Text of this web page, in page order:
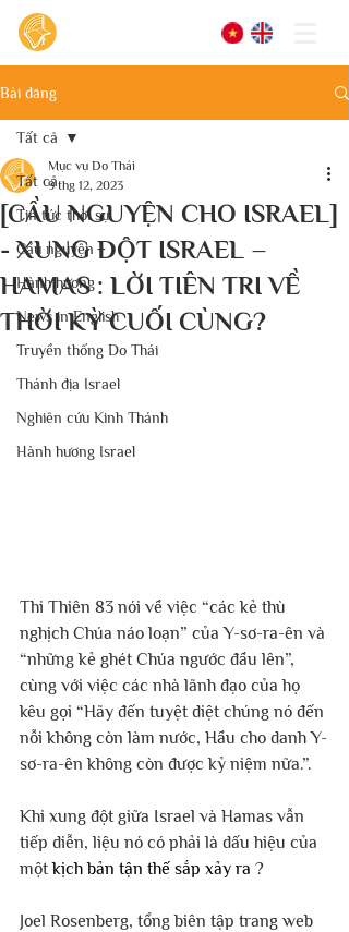
Bài đăng
Tất cả
Tin tức thời sự
Cầu nguyện
Hành hương
News in English
Truyền thống Do Thái
Thánh địa Israel
Nghiên cứu Kinh Thánh
Hành hương Israel
Tất cả
[CẦU NGUYỆN CHO ISRAEL]
- XUNG ĐỘT ISRAEL –
HAMAS : LỜI TIÊN TRI VỀ
THỜI KỲ CUỐI CÙNG?
Mục vụ Do Thái
9 thg 12, 2023
Thi Thiên 83 nói về việc “các kẻ thù
nghịch Chúa náo loạn” của Y-sơ-ra-ên và
“những kẻ ghét Chúa ngước đầu lên”,
cùng với việc các nhà lãnh đạo của họ
kêu gọi “Hãy đến tuyệt diệt chúng nó đến
nỗi không còn làm nước, Hầu cho danh Y-
sơ-ra-ên không còn được kỷ niệm nữa.”.
Khi xung đột giữa Israel và Hamas vẫn
tiếp diễn, liệu nó có phải là dấu hiệu của
một kịch bản tận thế sắp xảy ra ?
Joel Rosenberg, tổng biên tập trang web